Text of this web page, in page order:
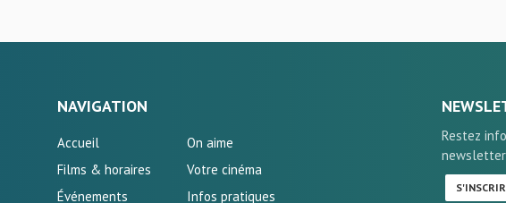
NAVIGATION
Accueil
Films & horaires
Événements
On aime
Votre cinéma
Infos pratiques
Restez